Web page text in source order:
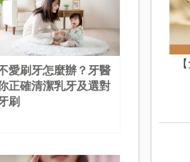
愛刷牙怎麼辦？牙醫
正確清潔乳牙及選對
刷